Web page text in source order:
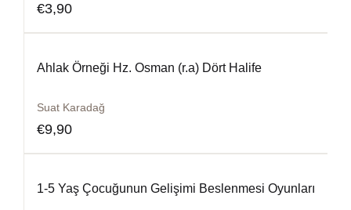
€3,90
Ahlak Örneği Hz. Osman (r.a) Dört Halife
Suat Karadağ
€9,90
1-5 Yaş Çocuğunun Gelişimi Beslenmesi Oyunları